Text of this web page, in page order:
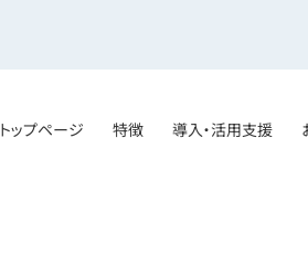
トップページ 特徴 導入・活用支援